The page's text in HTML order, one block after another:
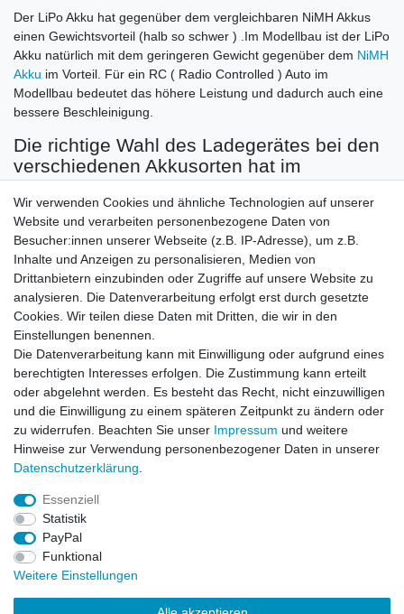
Der LiPo Akku hat gegenüber dem vergleichbaren NiMH Akkus
einen Gewichtsvorteil (halb so schwer ) .Im Modellbau ist der LiPo
Akku natürlich mit dem geringeren Gewicht gegenüber dem NiMH
Akku im Vorteil. Für ein RC ( Radio Controlled ) Auto im
Modellbau bedeutet das höhere Leistung und dadurch auch eine
bessere Beschleinigung.
Die richtige Wahl des Ladegerätes bei den
verschiedenen Akkusorten hat im
Modellbau eine besondere Bedeutung.
Im RC Modellbau kommt es auf leistungsstarke Akkus an, da hier
alles über eine Funkfernbedienung geregelt wird, die viel Leistung
benötigt. Somit bieten sich Mikroprozessor gesteuerte Ladegeräte
an, die den Ladezustand überwachen. Somit wird gewährleistet,
dass sich die haüfig genutzten NiHM Akkus oder auch die
leichteren LiPo Akkus nicht überhitzen. Die sogenannten
oder NiHM Akkus führen in der
Regel auf Dauer zu erhöhter Temperatur beim Ladevorgang und
somit zu einer Verkürzung der Lebensdauer der NiHM Akkus bzw.
LiPo Akkus. Der Ladegerättyp des Normalladers hat den
Vorteil,dass die NiHM oder LiPo Akkus gleichmäßig aufgeladen
werden und somit nicht überhitzt werden. Nachteil ist allerdings
Widerrufs­recht
Wir verwenden Cookies und ähnliche Technologien auf unserer
Website und verarbeiten personenbezogene Daten von
Besucher:innen unserer Webseite (z.B. IP-Adresse), um z.B.
Inhalte und Anzeigen zu personalisieren, Medien von
Drittanbietern einzubinden oder Zugriffe auf unsere Website zu
analysieren. Die Datenverarbeitung erfolgt erst durch gesetzte
Cookies. Wir teilen diese Daten mit Dritten, die wir in den
Einstellungen benennen.
Die Datenverarbeitung kann mit Einwilligung oder aufgrund eines
berechtigten Interesses erfolgen. Die Zustimmung kann erteilt
oder abgelehnt werden. Es besteht das Recht, nicht einzuwilligen
und die Einwilligung zu einem späteren Zeitpunkt zu ändern oder
zu widerrufen. Beachten Sie unser Impressum und weitere
Hinweise zur Verwendung personenbezogener Daten in unserer
Daten­schutz­erklärung
Essenziell
Statistik
PayPal
Funktional
Weitere Einstellungen